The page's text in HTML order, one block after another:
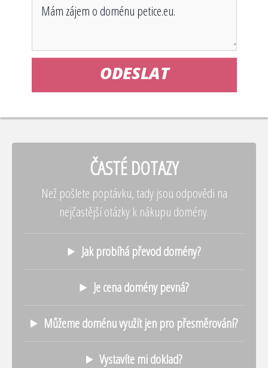
ODESLAT
ČASTÉ DOTAZY
Než pošlete poptávku, tady jsou odpovědi na
nejčastější otázky k nákupu domény.
Jak probíhá převod domény?
Je cena domény pevná?
Můžeme doménu využít jen pro přesměrování?
Vystavíte mi doklad?